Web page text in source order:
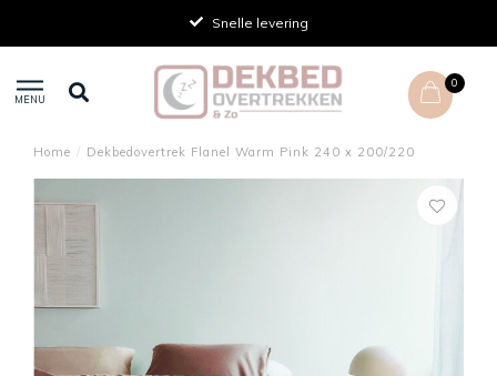
Snelle levering
MENU
0
Home / Dekbedovertrek Flanel Warm Pink 240 x 200/220